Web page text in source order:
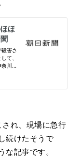
れ、現場に急行
続けたそうで
な記事です。